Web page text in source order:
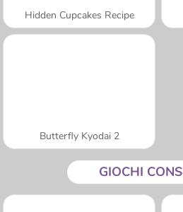
Hidden Cupcakes Recipe
Butterfly Kyodai 2
GIOCHI